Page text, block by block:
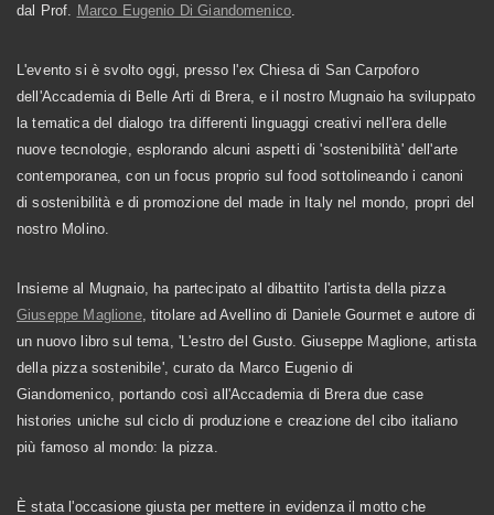
dal Prof. Marco Eugenio Di Giandomenico.
L'evento si è svolto oggi, presso l'ex Chiesa di San Carpoforo
dell'Accademia di Belle Arti di Brera, e il nostro Mugnaio ha sviluppato
la tematica del dialogo tra differenti linguaggi creativi nell'era delle
nuove tecnologie, esplorando alcuni aspetti di 'sostenibilità' dell'arte
contemporanea, con un focus proprio sul food sottolineando i canoni
di sostenibilità e di promozione del made in Italy nel mondo, propri del
nostro Molino.
Insieme al Mugnaio, ha partecipato al dibattito l'artista della pizza
Giuseppe Maglione, titolare ad Avellino di Daniele Gourmet e autore di
un nuovo libro sul tema, 'L'estro del Gusto. Giuseppe Maglione, artista
della pizza sostenibile', curato da Marco Eugenio di
Giandomenico, portando così all'Accademia di Brera due case
histories uniche sul ciclo di produzione e creazione del cibo italiano
più famoso al mondo: la pizza.
È stata l'occasione giusta per mettere in evidenza il motto che